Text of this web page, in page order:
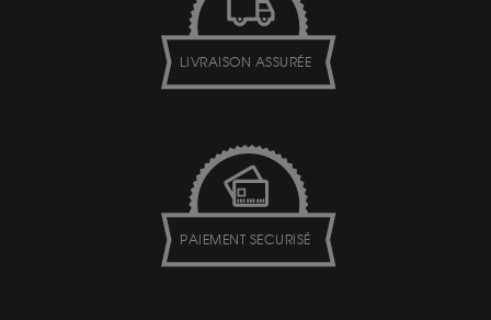
LIVRAISON ASSURÉE
PAIEMENT SECURISÉ